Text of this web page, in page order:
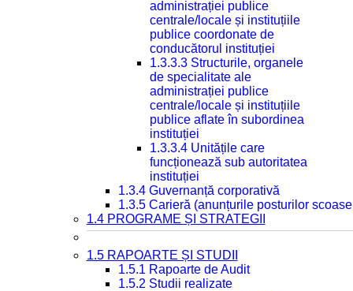
administrației publice
centrale/locale și instituțiile
publice coordonate de
conducătorul instituției
1.3.3.3 Structurile, organele
de specialitate ale
administrației publice
centrale/locale și instituțiile
publice aflate în subordinea
instituției
1.3.3.4 Unitățile care
funcționează sub autoritatea
instituției
1.3.4 Guvernanță corporativă
1.3.5 Carieră (anunțurile posturilor
1.4 PROGRAME ȘI STRATEGII
1.5 RAPOARTE ȘI STUDII
1.5.1 Rapoarte de Audit
1.5.2 Studii realizate